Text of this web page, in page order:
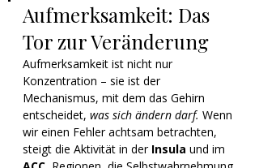
Aufmerksamkeit: Das
Tor zur Veränderung
Aufmerksamkeit ist nicht nur
Konzentration – sie ist der
Mechanismus, mit dem das Gehirn
entscheidet, was sich ändern darf. Wenn
wir einen Fehler achtsam betrachten,
steigt die Aktivität in der Insula und im